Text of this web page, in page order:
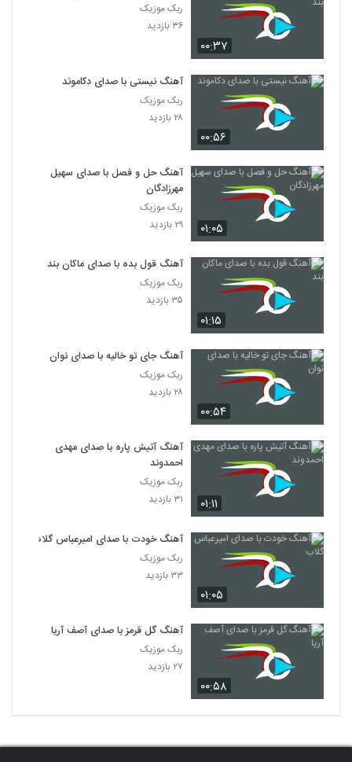
۰۰:۳۷
ربک موزیک
۳۶ بازدید
۰۰:۵۶
آهنگ نیستی با صدای دکاموند
ربک موزیک
۲۸ بازدید
۰۱:۰۵
آهنگ حل و فصل با صدای سهیل
مهرزادگان
ربک موزیک
۲۹ بازدید
۰۱:۱۵
آهنگ قول بده با صدای ماکان بند
ربک موزیک
۳۵ بازدید
۰۰:۵۴
آهنگ جای تو خالیه با صدای نوان
ربک موزیک
۲۸ بازدید
۰۱:۱۱
آهنگ آتیش پاره با صدای مهدی
احمدوند
ربک موزیک
۳۱ بازدید
۰۱:۰۵
آهنگ خودت با صدای امیرعباس گلاب
ربک موزیک
۳۳ بازدید
۰۰:۵۸
آهنگ گل قرمز با صدای آصف آریا
ربک موزیک
۲۷ بازدید